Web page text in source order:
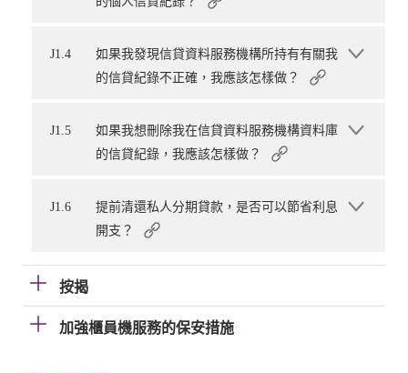
J1.4
如果我發現信貸資料服務機構所持有有關我
的信貸紀錄不正確，我應該怎樣做？
J1.5
如果我想刪除我在信貸資料服務機構資料庫
的信貸紀錄，我應該怎樣做？
J1.6
提前清還私人分期貸款，是否可以節省利息
開支？
按揭
加強櫃員機服務的保安措施